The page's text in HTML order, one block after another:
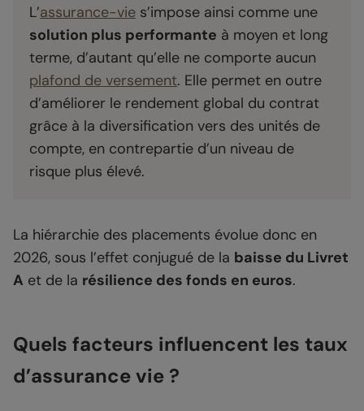
L’assurance-vie s’impose ainsi comme une
solution plus performante à moyen et long
terme, d’autant qu’elle ne comporte aucun
plafond de versement. Elle permet en outre
d’améliorer le rendement global du contrat
grâce à la diversification vers des unités de
compte, en contrepartie d’un niveau de
risque plus élevé.
La hiérarchie des placements évolue donc en
2026, sous l’effet conjugué de la baisse du Livret
A et de la résilience des fonds en euros.
Quels facteurs influencent les taux
d’assurance vie ?